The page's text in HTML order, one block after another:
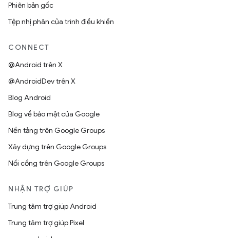
Phiên bản gốc
Tệp nhị phân của trình điều khiển
CONNECT
@Android trên X
@AndroidDev trên X
Blog Android
Blog về bảo mật của Google
Nền tảng trên Google Groups
Xây dựng trên Google Groups
Nối cổng trên Google Groups
NHẬN TRỢ GIÚP
Trung tâm trợ giúp Android
Trung tâm trợ giúp Pixel